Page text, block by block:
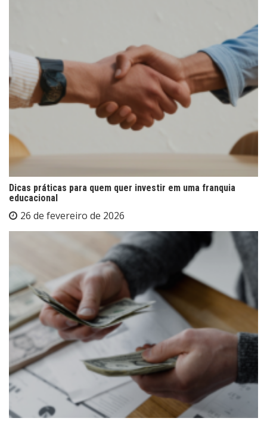
Dicas práticas para quem quer investir em uma franquia
educacional
26 de fevereiro de 2026